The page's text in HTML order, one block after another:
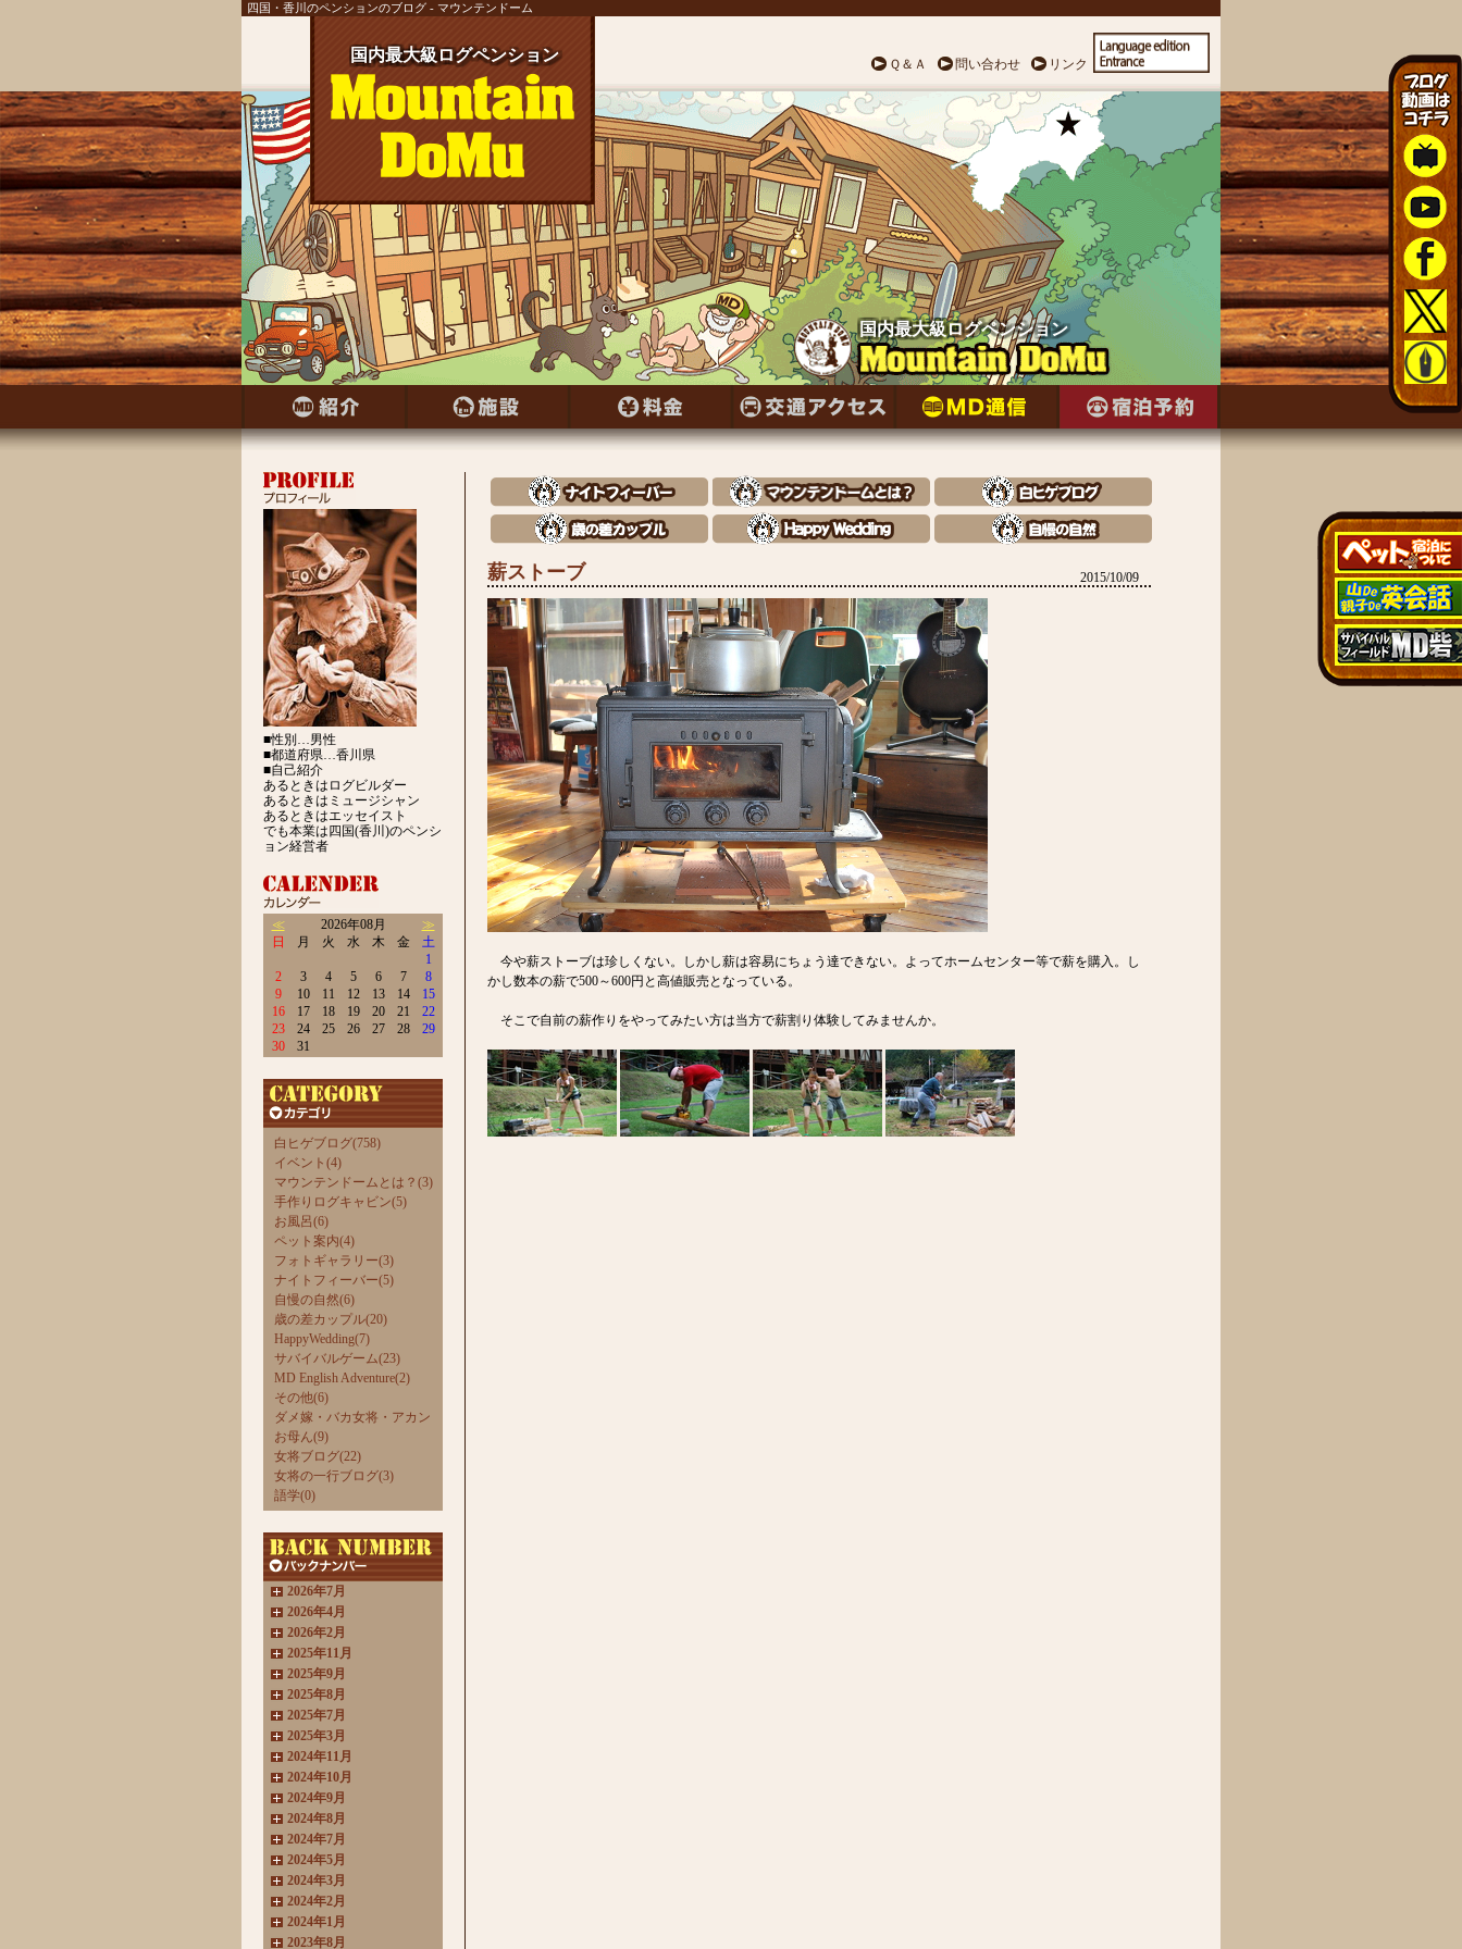
四国・香川のペンションのブログ - マウンテンドーム
Ｑ＆Ａ 問い合わせ リンク
国内最大級ログペンション
国内最大級ログペンション
国内最大級ログペンション
国内最大級ログペンション
国内最大級ログペンション
国内最大級ログペンション
国内最大級ログペンション
国内最大級ログペンション
国内最大級ログペンション
国内最大級ログペンション
国内最大級ログペンション
国内最大級ログペンション
国内最大級ログペンション
国内最大級ログペンション
国内最大級ログペンション
国内最大級ログペンション
国内最大級ログペンション
国内最大級ログペンション
国内最大級ログペンション
国内最大級ログペンション
国内最大級ログペンション
国内最大級ログペンション
国内最大級ログペンション
国内最大級ログペンション
国内最大級ログペンション
国内最大級ログペンション
国内最大級ログペンション
国内最大級ログペンション
国内最大級ログペンション
国内最大級ログペンション
国内最大級ログペンション
国内最大級ログペンション
国内最大級ログペンション
国内最大級ログペンション
国内最大級ログペンション
国内最大級ログペンション
国内最大級ログペンション
国内最大級ログペンション
国内最大級ログペンション
国内最大級ログペンション
国内最大級ログペンション
国内最大級ログペンション
国内最大級ログペンション
国内最大級ログペンション
国内最大級ログペンション
国内最大級ログペンション
国内最大級ログペンション
国内最大級ログペンション
国内最大級ログペンション
国内最大級ログペンション
■性別…男性
■都道府県…香川県
■自己紹介
あるときはログビルダー
あるときはミュージシャン
あるときはエッセイスト
でも本業は四国(香川)のペンシ
ョン経営者
≪ 2026年08月
≫
日
月 火 水 木 金
土
1
2
3 4 5 6 7
8
9
10 11 12 13 14
15
16
17 18 19 20 21
22
23
24 25 26 27 28
29
30
31
白ヒゲブログ(758)
イベント(4)
マウンテンドームとは？(3)
手作りログキャビン(5)
お風呂(6)
ペット案内(4)
フォトギャラリー(3)
ナイトフィーバー(5)
自慢の自然(6)
歳の差カップル(20)
HappyWedding(7)
サバイバルゲーム(23)
MD English Adventure(2)
その他(6)
ダメ嫁・バカ女将・アカン
お母ん(9)
女将ブログ(22)
女将の一行ブログ(3)
語学(0)
2026年7月
2026年4月
2026年2月
2025年11月
2025年9月
2025年8月
2025年7月
2025年3月
2024年11月
2024年10月
2024年9月
2024年8月
2024年7月
2024年5月
2024年3月
2024年2月
2024年1月
2023年8月
薪ストーブ 2015/10/09
今や薪ストーブは珍しくない。しかし薪は容易にちょう達できない。よってホームセンター等で薪を購入。し
かし数本の薪で500～600円と高値販売となっている。
そこで自前の薪作りをやってみたい方は当方で薪割り体験してみませんか。